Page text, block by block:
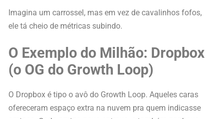
Imagina um carrossel, mas em vez de cavalinhos fofos,
ele tá cheio de métricas subindo.
O Exemplo do Milhão: Dropbox
(o OG do Growth Loop)
O Dropbox é tipo o avô do Growth Loop. Aqueles caras
ofereceram espaço extra na nuvem pra quem indicasse